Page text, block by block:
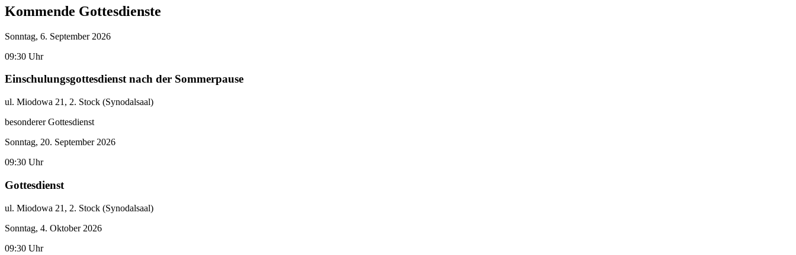
Kommende Gottesdienste
Sonntag, 6. September 2026
09:30 Uhr
Einschulungsgottesdienst nach der Sommerpause
ul. Miodowa 21, 2. Stock (Synodalsaal)
besonderer Gottesdienst
Sonntag, 20. September 2026
09:30 Uhr
Gottesdienst
ul. Miodowa 21, 2. Stock (Synodalsaal)
Sonntag, 4. Oktober 2026
09:30 Uhr